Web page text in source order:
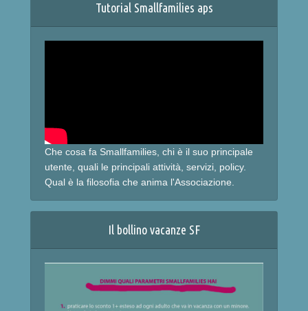
Tutorial Smallfamilies aps
Che cosa fa Smallfamilies, chi è il suo principale
utente, quali le principali attività, servizi, policy.
Qual è la filosofia che anima l'Associazione.
Il bollino vacanze SF